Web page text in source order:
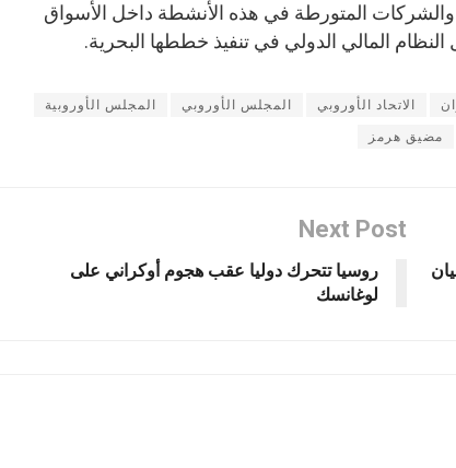
والشركات المتورطة في هذه الأنشطة داخل الأسواق
النظام المالي الدولي في تنفيذ خططها البحرية.
الاتحاد الأوروبي المجلس الأوروبي المجلس الأوروبية
مضيق هرمز
Next Post
روسيا تتحرك دوليا عقب هجوم أوكراني على
لوغانسك